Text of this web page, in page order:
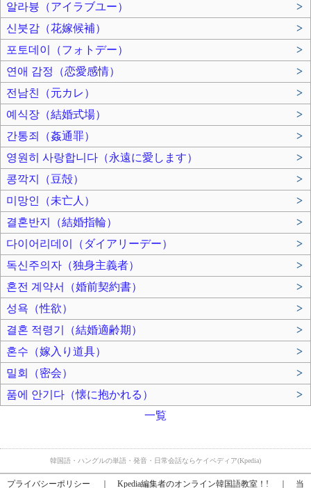
알라븅（アイラブユー）
>
신붓감（花嫁候補）
>
포토데이（フォトデー）
>
연애 감정（恋愛感情）
>
전남친（元カレ）
>
예식장（結婚式場）
>
간통죄（姦通罪）
>
영원히 사랑합니다（永遠に愛します）
>
콩깍지（豆殻）
>
미망인（未亡人）
>
결혼반지（結婚指輪）
>
다이어리데이（ダイアリーデー）
>
독신주의자（独身主義者）
>
혼전 계약서（婚前契約書）
>
성욕（性欲）
>
결혼 적령기（結婚適齢期）
>
혼수（嫁入り道具）
>
밀회（密会）
>
품에 안기다（懐に抱かれる）
>
一覧
韓国語・ハングルの単語・発音・日常会話ならケイペディア(Kpedia)
プライバシーポリシー Kpedia編集者のオンライン韓国語教室！! 当